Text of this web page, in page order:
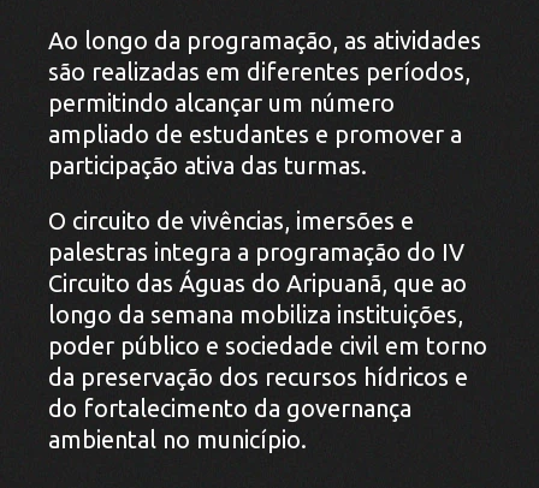
Ao longo da programação, as atividades
são realizadas em diferentes períodos,
permitindo alcançar um número
ampliado de estudantes e promover a
participação ativa das turmas.
O circuito de vivências, imersões e
palestras integra a programação do IV
Circuito das Águas do Aripuanã, que ao
longo da semana mobiliza instituições,
poder público e sociedade civil em torno
da preservação dos recursos hídricos e
do fortalecimento da governança
ambiental no município.